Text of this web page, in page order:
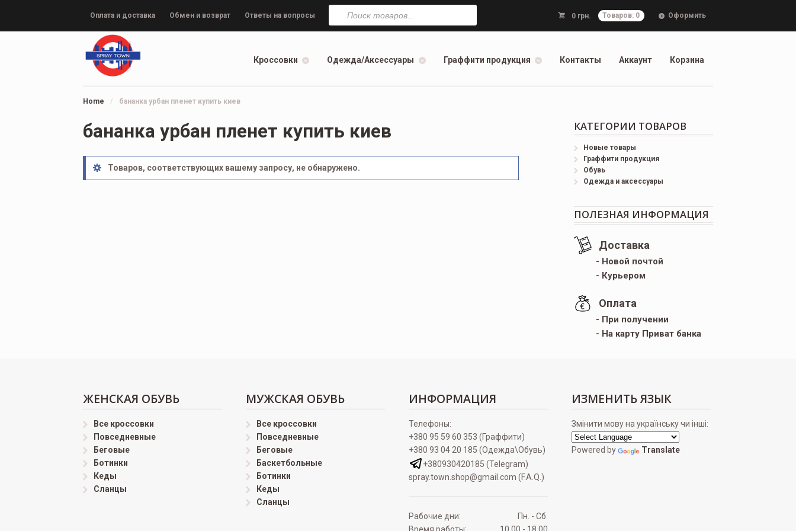
Оплата и доставка Обмен и возврат Ответы на вопросы 0 грн. Товаров: 0 Оформить
Поиск
товаров
Кроссовки Одежда/Аксессуары Граффити продукция Контакты Аккаунт Корзина
Home / бананка урбан пленет купить киев
бананка урбан пленет купить киев
Товаров, соответствующих вашему запросу, не обнаружено.
КАТЕГОРИИ ТОВАРОВ
Новые товары
Граффити продукция
Обувь
Одежда и аксессуары
ПОЛЕЗНАЯ ИНФОРМАЦИЯ
Доставка
- Новой почтой
- Курьером
Оплата
- При получении
- На карту Приват банка
ЖЕНСКАЯ ОБУВЬ
Все кроссовки
Повседневные
Беговые
Ботинки
Кеды
Сланцы
МУЖСКАЯ ОБУВЬ
Все кроссовки
Повседневные
Беговые
Баскетбольные
Ботинки
Кеды
Сланцы
ИНФОРМАЦИЯ
Телефоны:
+380 95 59 60 353 (Граффити)
+380 93 04 20 185 (Одежда\Обувь)
+380930420185 (Telegram)
spray.town.shop@gmail.com (F.A.Q.)
Рабочие дни:
Пн. - Сб.
ИЗМЕНИТЬ ЯЗЫК
Змінити мову на українську чи інші:
Powered by Translate